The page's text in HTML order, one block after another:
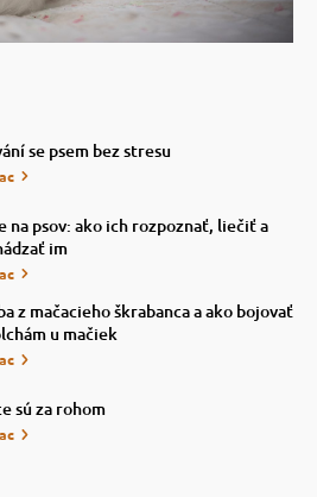
se psem bez stresu
na psov: ako ich rozpoznať, liečiť a
im
z mačacieho škrabanca a ako bojovať
u mačiek
sú za rohom